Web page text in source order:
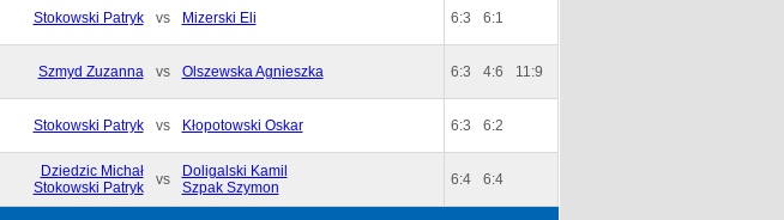
Stokowski Patryk vs Mizerski Eli 6:3 6:1
Szmyd Zuzanna vs Olszewska Agnieszka 6:3 4:6 11:9
Stokowski Patryk vs Kłopotowski Oskar 6:3 6:2
Dziedzic Michał
Stokowski Patryk
vs
Doligalski Kamil
Szpak Szymon
6:4 6:4